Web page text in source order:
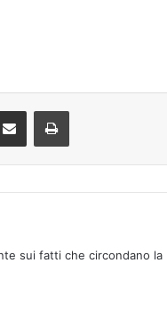
sui fatti che circondano la